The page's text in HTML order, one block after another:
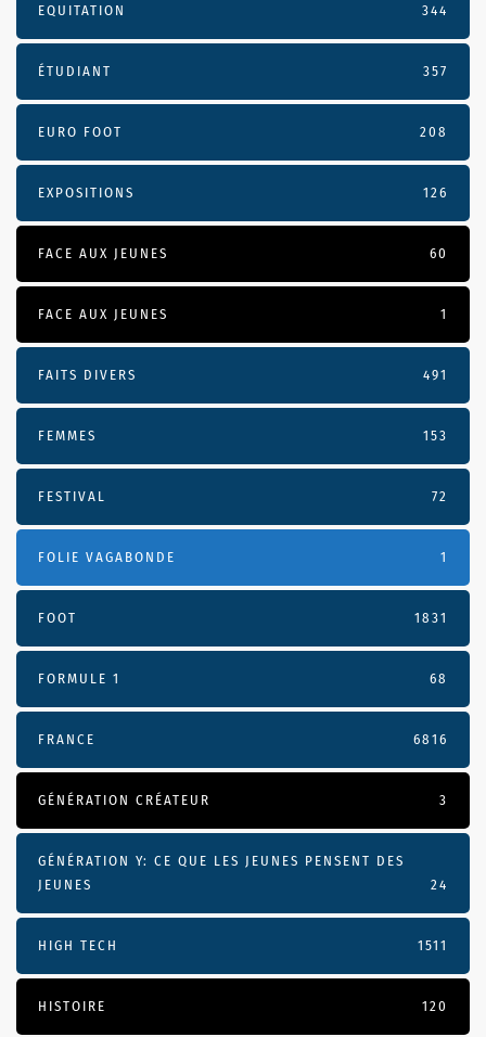
EQUITATION 344
ÉTUDIANT 357
EURO FOOT 208
EXPOSITIONS 126
FACE AUX JEUNES 60
FACE AUX JEUNES 1
FAITS DIVERS 491
FEMMES 153
FESTIVAL 72
FOLIE VAGABONDE 1
FOOT 1831
FORMULE 1 68
FRANCE 6816
GÉNÉRATION CRÉATEUR 3
GÉNÉRATION Y: CE QUE LES JEUNES PENSENT DES
JEUNES
24
HIGH TECH 1511
HISTOIRE 120